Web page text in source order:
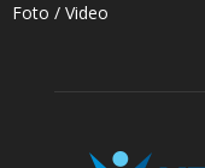
Foto / Video